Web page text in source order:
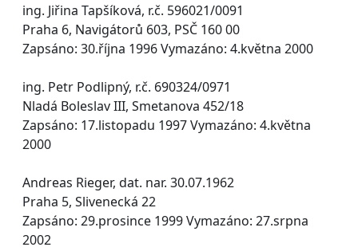
ing. Jiřina Tapšíková, r.č. 596021/0091
Praha 6, Navigátorů 603, PSČ 160 00
Zapsáno: 30.října 1996 Vymazáno: 4.května 2000
ing. Petr Podlipný, r.č. 690324/0971
Nladá Boleslav III, Smetanova 452/18
Zapsáno: 17.listopadu 1997 Vymazáno: 4.května
2000
Andreas Rieger, dat. nar. 30.07.1962
Praha 5, Slivenecká 22
Zapsáno: 29.prosince 1999 Vymazáno: 27.srpna
2002